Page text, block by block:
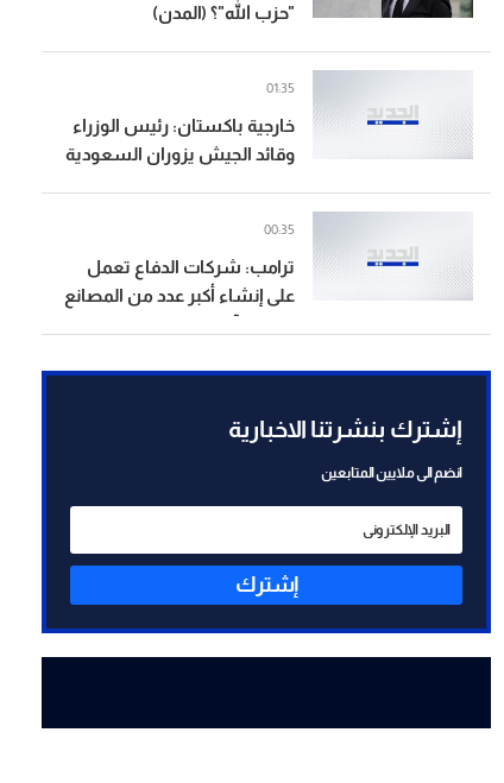
"حزب الله"؟ (المدن)
خارجية باكستان: رئيس الوزراء
وقائد الجيش يزوران السعودية
01:35
ترامب: شركات الدفاع تعمل
على إنشاء أكبر عدد من المصانع
00:35
إشترك بنشرتنا الاخبارية
انضم الى ملايين المتابعين
إشترك